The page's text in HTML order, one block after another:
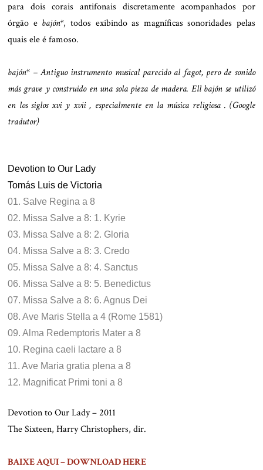
para dois corais antifonais discretamente acompanhados por
órgão e bajón*, todos exibindo as magníficas sonoridades pelas
quais ele é famoso.
bajón* – Antiguo instrumento musical parecido al fagot, pero de sonido
más grave y construido en una sola pieza de madera. Ell bajón se utilizó
en los siglos xvi y xvii , especialmente en la música religiosa . (Google
tradutor)
Devotion to Our Lady
Tomás Luis de Victoria
01. Salve Regina a 8
02. Missa Salve a 8: 1. Kyrie
03. Missa Salve a 8: 2. Gloria
04. Missa Salve a 8: 3. Credo
05. Missa Salve a 8: 4. Sanctus
06. Missa Salve a 8: 5. Benedictus
07. Missa Salve a 8: 6. Agnus Dei
08. Ave Maris Stella a 4 (Rome 1581)
09. Alma Redemptoris Mater a 8
10. Regina caeli lactare a 8
11. Ave Maria gratia plena a 8
12. Magnificat Primi toni a 8
Devotion to Our Lady – 2011
The Sixteen, Harry Christophers, dir.
BAIXE AQUI – DOWNLOAD HERE